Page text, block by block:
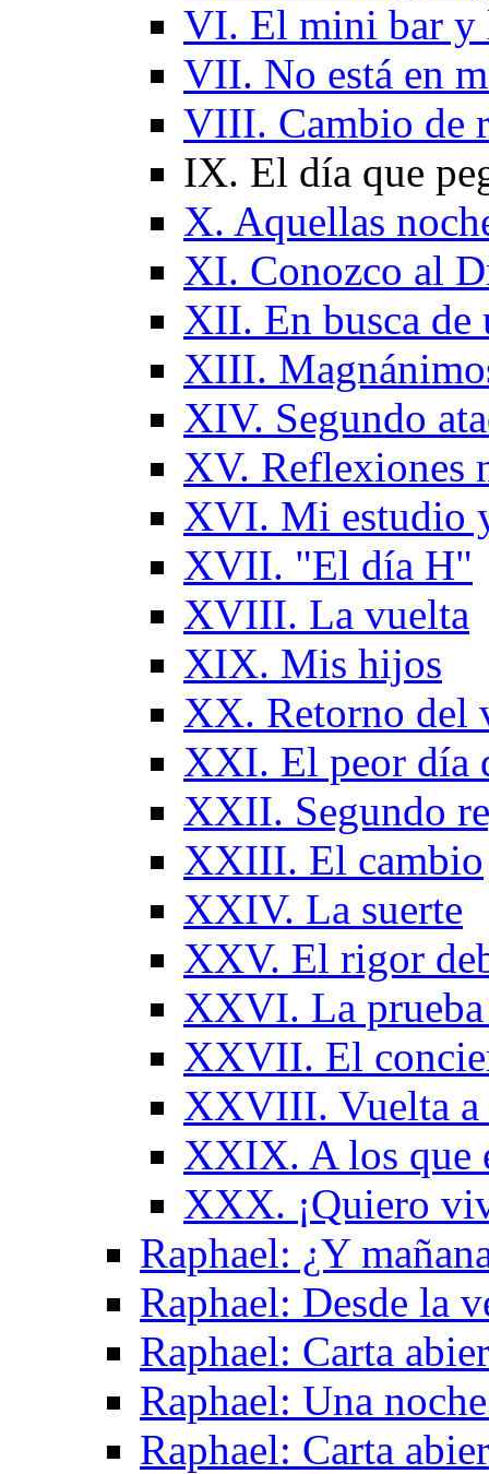
VI. El mini bar y
VII. No está en
VIII. Cambio de
IX. El día que
X. Aquellas
XI. Conozco al
XII. En busca de
XIII.
XIV. Segundo
XV. Reflexiones
XVI. Mi estudio
XVII. "El día H"
XVIII. La vuelta
XIX. Mis hijos
XX. Retorno del
XXI. El peor día
XXII. Segundo
XXIII. El cambio
XXIV. La suerte
XXV. El rigor
XXVI. La
XXVII. El
XXVIII. Vuelta a
XXIX. A los que
XXX. ¡Quiero
Raphael: ¿Y
Raphael: Desde la
Raphael: Carta
Raphael: Una
Raphael: Carta